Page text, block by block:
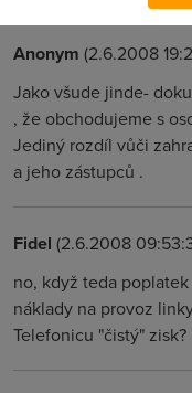
Anonym (2.6.2008
Jako všude jinde-
, že obchodujeme s
Jediný rozdíl vůči
a jeho zástupců .
Fidel (2.6.2008
no, když teda
náklady na provoz
Telefonicu "čistý" zisk?